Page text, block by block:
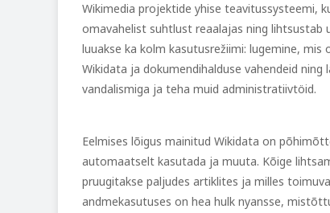
Wikimedia projektide yhise teavitussysteemi,
omavahelist suhtlust reaalajas ning lihtsustab
luuakse ka kolm kasutusrežiimi: lugemine,
Wikidata ja dokumendihalduse vahendeid
vandalismiga ja teha muid administratiivtöid.
Eelmises lõigus mainitud Wikidata on
automaatselt kasutada ja muuta. Kõige
pruugitakse paljudes artiklites ja milles
andmekasutuses on hea hulk nyansse,